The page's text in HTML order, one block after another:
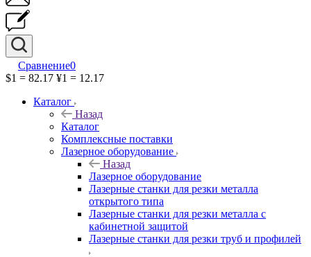
Сравнение0
$1 = 82.17 ¥1 = 12.17
Каталог
Назад
Каталог
Комплексные поставки
Лазерное оборудование
Назад
Лазерное оборудование
Лазерные станки для резки металла
открытого типа
Лазерные станки для резки металла с
кабинетной защитой
Лазерные станки для резки труб и профилей